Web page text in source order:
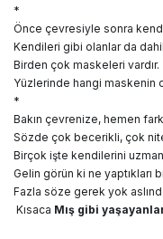
*
Önce çevresiyle sonra
Kendileri gibi olanlar da
Birden çok maskeleri vardır.
Yüzlerinde hangi maskenin
*
Bakın çevrenize, hemen
Sözde çok becerikli, çok
Birçok işte kendilerini
Gelin görün ki ne yaptıkları
Fazla söze gerek yok
Kısaca Mış gibi